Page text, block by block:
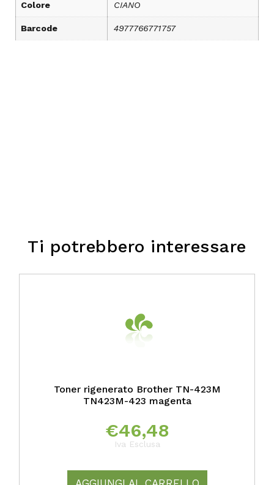
Colore CIANO
Barcode 4977766771757
Ti potrebbero interessare
Toner rigenerato Brother TN-423M
TN423M-423 magenta
€46,48
Iva Esclusa